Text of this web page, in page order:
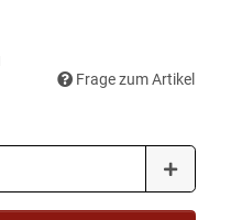
Frage zum Artikel